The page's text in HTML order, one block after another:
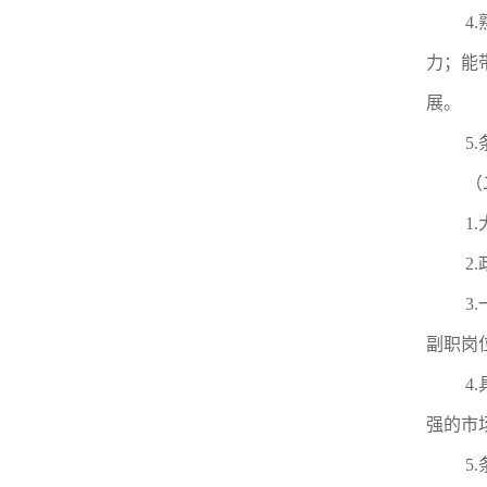
4.
力；能
展。
5.
1.
2.
3.
副职岗
4.
强的市
5.